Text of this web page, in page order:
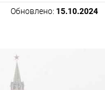
Обновлено: 15.10.2024